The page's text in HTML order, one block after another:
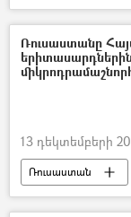
Հեռավար ուսուցում
Ռուսաստանը
13 դեկտեմբերի
Ռուսաստան